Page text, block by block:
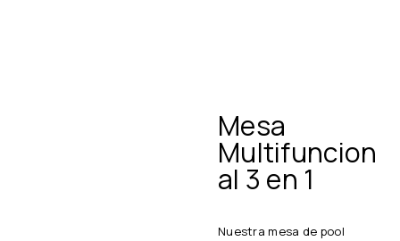
Mesa
Multifuncion
al 3 en 1
Nuestra mesa de pool